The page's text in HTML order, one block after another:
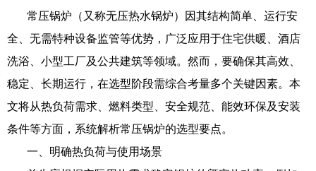
常压锅炉（又称无压热水锅炉）因其结构简单、运行安
全、无需特种设备监管等优势，广泛应用于住宅供暖、酒店
洗浴、小型工厂及公共建筑等领域。然而，要确保其高效、
稳定、长期运行，在选型阶段需综合考量多个关键因素。本
文将从热负荷需求、燃料类型、安全规范、能效环保及安装
条件等方面，系统解析常压锅炉的选型要点。
一、明确热负荷与使用场景